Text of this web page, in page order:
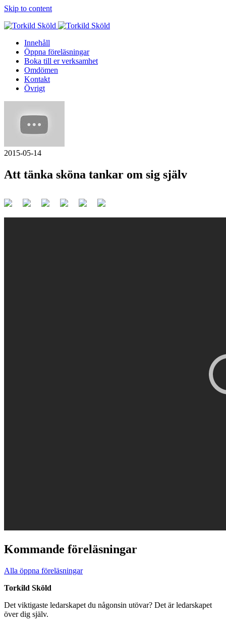
Skip to content
Innehåll
Öppna föreläsningar
Boka till er verksamhet
Omdömen
Kontakt
Övrigt
2015-05-14
Att tänka sköna tankar om sig själv
Kommande föreläsningar
Alla öppna föreläsningar
Torkild Sköld
Det viktigaste ledarskapet du någonsin utövar? Det är ledarskapet
över dig själv.